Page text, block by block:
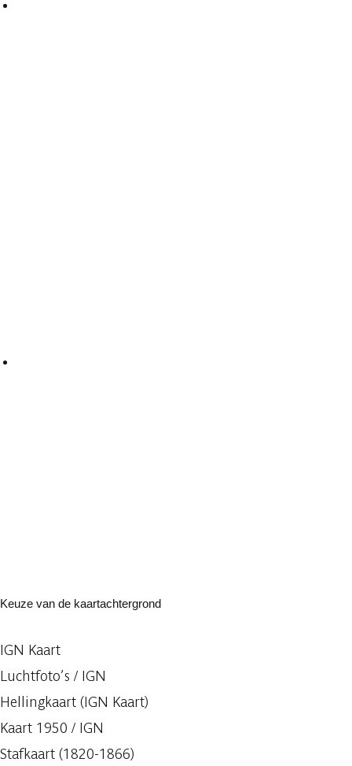
Keuze van de kaartachtergrond
IGN Kaart
Luchtfoto’s / IGN
Hellingkaart (IGN Kaart)
Kaart 1950 / IGN
Stafkaart (1820-1866)